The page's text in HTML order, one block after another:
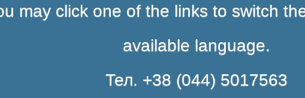
may click one of the links to switch
available language.
Тел. +38 (044) 5017563